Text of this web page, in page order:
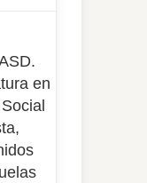
en